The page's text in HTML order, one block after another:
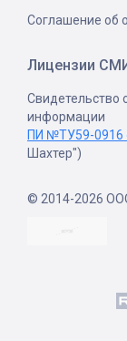
Соглашение об
Лицензии
Свидетельство
информации
ПИ №ТУ59-0916
Шахтер")
© 2014-2026